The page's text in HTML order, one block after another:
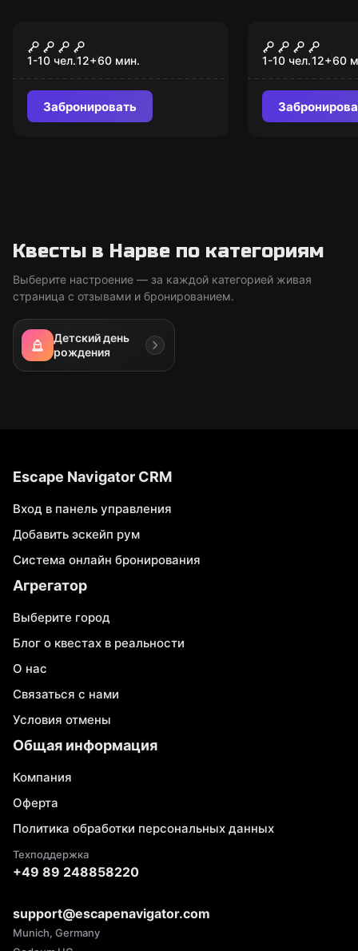
ПОСЛЕДНИЙ
КРЕСТРАЖ
1-10 чел.12+60 мин.
Забронировать
НАРВСКИХ
1-10 чел.12+60
Квесты в Нарве по категориям
Выберите настроение — за каждой категорией живая
страница с отзывами и бронированием.
Детский день
рождения
Escape Navigator CRM
Вход в панель управления
Добавить эскейп рум
Система онлайн бронирования
Агрегатор
Выберите город
Блог о квестах в реальности
О нас
Связаться с нами
Условия отмены
Общая информация
Компания
Оферта
Политика обработки персональных данных
Техподдержка
+49 89 248858220
support@escapenavigator.com
Munich, Germany